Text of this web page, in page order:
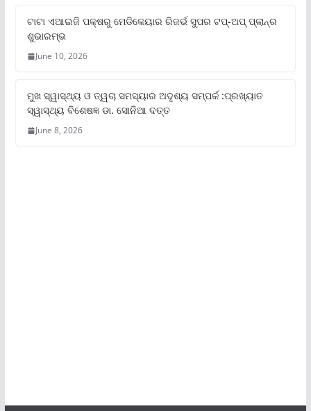
ଟାଟା ଏଆଇଜି ପକ୍ଷରୁ ମେଡିକେୟାର ରିଜର୍ଭ ସୁପର ଟପ୍‌-ଅପ୍ ପ୍ଲାନ୍‌ର
ଶୁଭାରମ୍ଭ
June 10, 2026
ମୁଖ ସ୍ୱାସ୍ଥ୍ୟ ଓ ତ୍ୱଚା ସମସ୍ୟାର ଅଦୃଶ୍ୟ ସମ୍ପର୍କ :ପ୍ରଖ୍ୟାତ
ସ୍ୱାସ୍ଥ୍ୟ ବିଶେଷଜ୍ଞ ଡା. ସୋନିଆ ଦତ୍ତ
June 8, 2026